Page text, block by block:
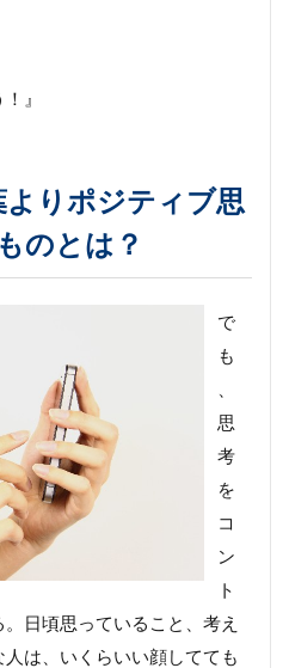
』
りポジティブ思
のとは？
で
も
思
考
を
コ
ン
ト
日頃思っていること、考え
は、いくらいい顔してても